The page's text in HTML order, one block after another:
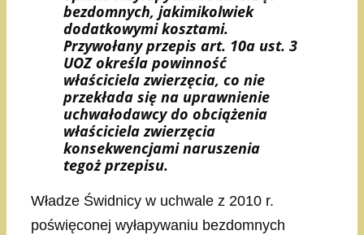
bezdomnych, jakimikolwiek
dodatkowymi kosztami.
Przywołany przepis art. 10a ust. 3
UOZ określa powinność
właściciela zwierzęcia, co nie
przekłada się na uprawnienie
uchwałodawcy do obciążenia
właściciela zwierzęcia
konsekwencjami naruszenia
tegoż przepisu.
Władze Świdnicy w uchwale z 2010 r.
poświęconej wyłapywaniu bezdomnych